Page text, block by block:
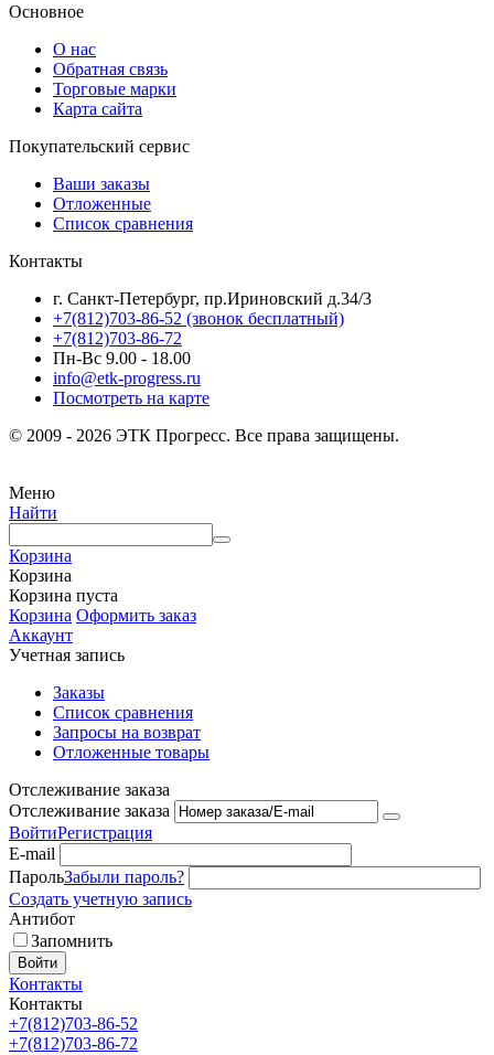
Основное
О нас
Обратная связь
Торговые марки
Карта сайта
Покупательский сервис
Ваши заказы
Отложенные
Список сравнения
Контакты
г. Санкт-Петербург, пр.Ириновский д.34/3
+7(812)703-86-52 (звонок бесплатный)
+7(812)703-86-72
Пн-Вс 9.00 - 18.00
info@etk-progress.ru
Посмотреть на карте
© 2009 - 2026 ЭТК Прогресс. Все права защищены.
Меню
Найти
Корзина
Корзина
Корзина пуста
Корзина Оформить заказ
Аккаунт
Учетная запись
Заказы
Список сравнения
Запросы на возврат
Отложенные товары
Отслеживание заказа
Отслеживание заказа
ВойтиРегистрация
E-mail
ПарольЗабыли пароль?
Создать учетную запись
Антибот
Запомнить
Войти
Контакты
Контакты
+7(812)703-86-52
+7(812)703-86-72